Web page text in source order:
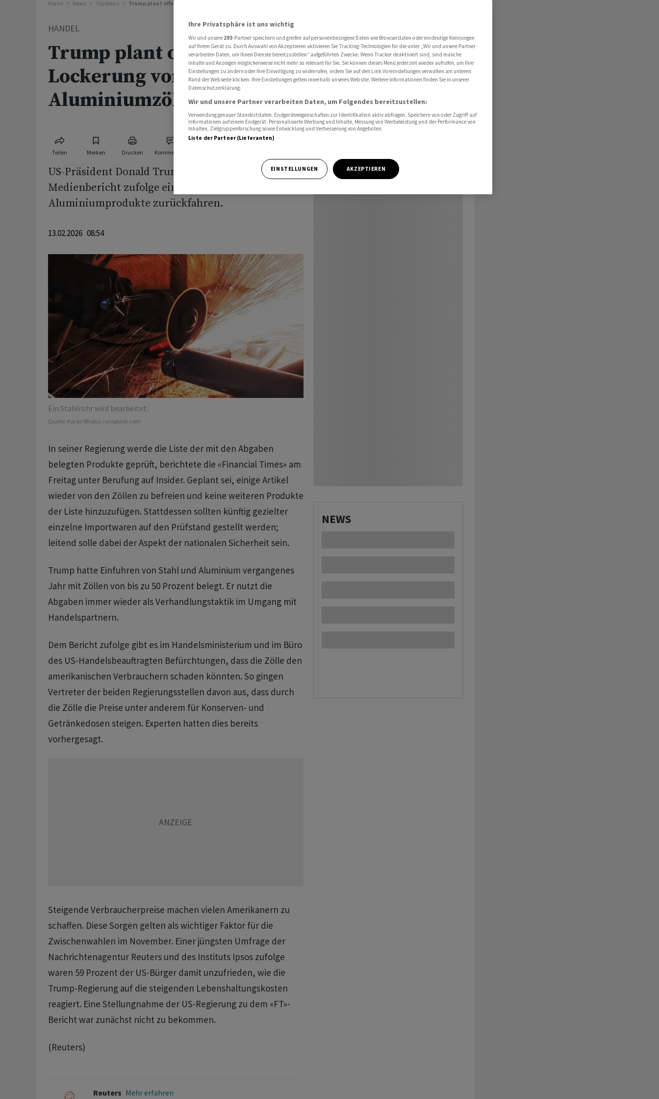
Home News Top News Trump plant offenbar Lockerung von Stahl- und Aluminiumzöllen
HANDEL
Trump plant offenbar
Lockerung von Stahl- und
Aluminiumzöllen
Teilen Merken Drucken Kommentare
US-Präsident Donald Trump will einem
Medienbericht zufolge einige Zölle auf Stahl- und
Aluminiumprodukte zurückfahren.
13.02.2026 08:54
Ein Stahlrohr wird bearbeitet.
Quelle: Karan Bhatia / unsplash.com
In seiner ‌Regierung ⁠werde die Liste der mit den Abgaben
belegten Produkte ⁠geprüft, berichtete die «Financial Times» am
Freitag unter Berufung auf Insider. Geplant sei, einige ‌Artikel
wieder von den Zöllen zu ‌befreien und keine weiteren Produkte
der ​Liste hinzuzufügen. Stattdessen sollten künftig gezielter
einzelne Importwaren auf den Prüfstand gestellt werden;
leitend solle dabei der Aspekt der nationalen Sicherheit sein.
Trump hatte Einfuhren von Stahl und Aluminium vergangenes
Jahr ‌mit Zöllen von bis zu 50 Prozent belegt. Er nutzt die
Abgaben immer wieder als Verhandlungstaktik im Umgang mit
Handelspartnern.
Dem ​Bericht zufolge gibt es im Handelsministerium und ​im Büro
des US-Handelsbeauftragten Befürchtungen, dass ​die Zölle den
amerikanischen Verbrauchern schaden könnten. So gingen
Vertreter der beiden Regierungsstellen ‌davon aus, dass durch
die Zölle die Preise unter anderem für Konserven- und
Getränkedosen steigen. Experten hatten dies bereits
vorhergesagt.
Steigende Verbraucherpreise ​machen ​vielen Amerikanern zu
schaffen. ⁠Diese Sorgen gelten als wichtiger Faktor für ​die
Zwischenwahlen im November. ⁠Einer jüngsten Umfrage der
Nachrichtenagentur Reuters und des Instituts ‌Ipsos zufolge
waren 59 Prozent der US-Bürger damit unzufrieden, wie die
Trump-Regierung auf die steigenden Lebenshaltungskosten
reagiert. Eine ‌Stellungnahme der US-Regierung zu dem «FT»-
Bericht war zunächst ​nicht zu bekommen.
(Reuters)
Reuters Mehr erfahren
NEWS
Ihre Privatsphäre ist uns wichtig
Wir und unsere 293-Partner speichern und greifen auf personenbezogene Daten wie Browserdaten oder eindeutige Kennungen
auf Ihrem Gerät zu. Durch Auswahl von Akzeptieren aktivieren Sie Tracking-Technologien für die unter „Wir und unsere Partner
verarbeiten Daten, um Ihnen Dienste bereitzustellen“ aufgeführten Zwecke. Wenn Tracker deaktiviert sind, sind manche
Inhalte und Anzeigen möglicherweise nicht mehr so relevant für Sie. Sie können dieses Menü jederzeit wieder aufrufen, um Ihre
Einstellungen zu ändern oder Ihre Einwilligung zu widerrufen, indem Sie auf den Link Voreinstellungen verwalten am unteren
Rand der Webseite klicken. Ihre Einstellungen gelten innerhalb unseres Website. Weitere Informationen finden Sie in unserer
Datenschutzerklärung.
Wir und unsere Partner verarbeiten Daten, um Folgendes bereitzustellen:
Verwendung genauer Standortdaten. Endgeräteeigenschaften zur Identifikation aktiv abfragen. Speichern von oder Zugriff auf
Informationen auf einem Endgerät. Personalisierte Werbung und Inhalte, Messung von Werbeleistung und der Performance von
Inhalten, Zielgruppenforschung sowie Entwicklung und Verbesserung von Angeboten.
Liste der Partner (Lieferanten)
EINSTELLUNGEN AKZEPTIEREN